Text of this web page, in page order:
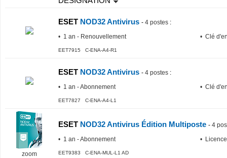
ESET NOD32 Antivirus - 4 postes :
• 1 an - Renouvellement
• Clé
EET7915 C-ENA-A4-R1
ESET NOD32 Antivirus - 4 postes :
• 1 an - Abonnement
• Clé
EET7827 C-ENA-A4-L1
zoom
ESET NOD32 Antivirus Édition Multiposte - 4
• 1 an - Abonnement
•
EET9383 C-ENA-MUL-L1 AD